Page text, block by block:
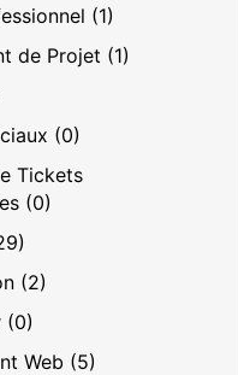
(1)
de Projet (1)
(0)
Tickets
(0)
(2)
(0)
Web (5)